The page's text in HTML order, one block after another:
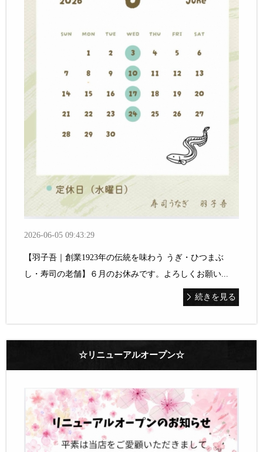
2026-06-05 09:43:29
【羽子吾｜創業1923年の伝統を味わう うぎ・ひつまぶ
し・寿司の老舗】６月のお休みです。よろしくお願い...
続きを見る
☆リニューアルオープン☆